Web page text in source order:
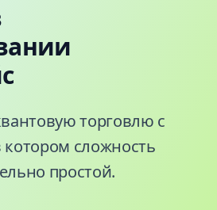
торговлю с
сложность
простой.